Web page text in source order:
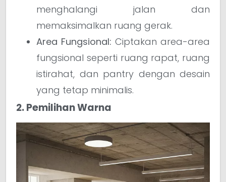
menghalangi jalan dan
memaksimalkan ruang gerak.
Area Fungsional: Ciptakan area-area
fungsional seperti ruang rapat, ruang
istirahat, dan pantry dengan desain
yang tetap minimalis.
2. Pemilihan Warna